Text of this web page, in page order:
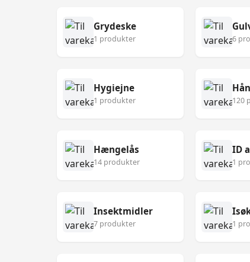
Grydeske
1 produkter 6
Hygiejne
1 produkter 120
Hængelås
14 produkter
ID
1
Insektmidler
7 produkter 1